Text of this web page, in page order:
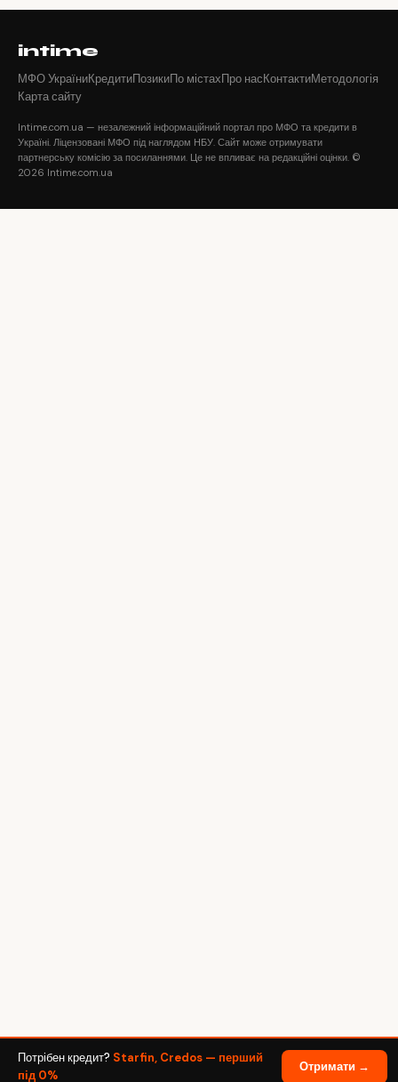
intime
МФО УкраїниКредитиПозикиПо містахПро насКонтактиМетодологія
Карта сайту
Intime.com.ua — незалежний інформаційний портал про МФО та кредити в
Україні. Ліцензовані МФО під наглядом НБУ. Сайт може отримувати
партнерську комісію за посиланнями. Це не впливає на редакційні оцінки. ©
2026 Intime.com.ua
Потрібен кредит? Starfin, Credos — перший
під 0%
Отримати →